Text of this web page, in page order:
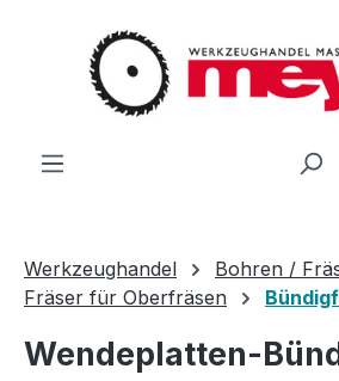
Zum Hauptinhalt springen
Werkzeughandel
Bohren /
Fräser für Oberfräsen
Wendeplatten-